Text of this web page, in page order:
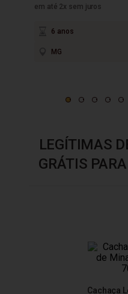
em até 2x sem juros
6 anos
MG
LEGÍTIMAS
GRÁTIS
Cachaça